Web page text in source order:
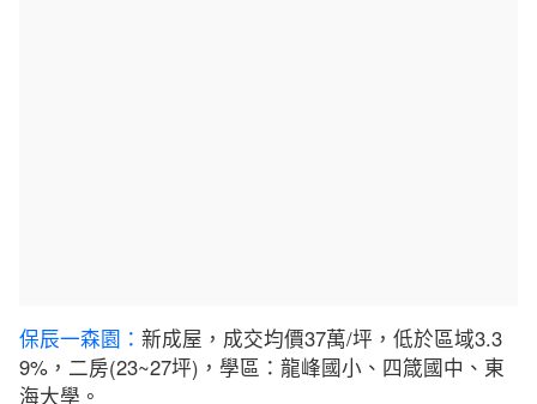
保辰一森園： 新成屋，成交均價37萬/坪，低於區域3.3
9%，二房(23~27坪)，學區：龍峰國小、四箴國中、東
海大學。